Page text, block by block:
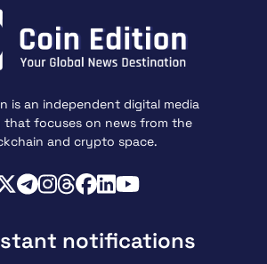
is an independent digital media
that focuses on news from the
and crypto space.
notifications